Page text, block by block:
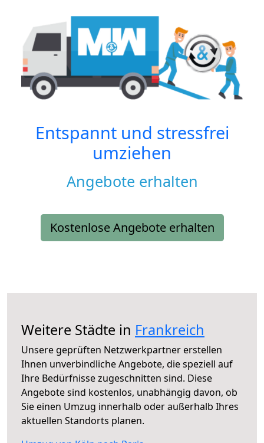
Entspannt und stressfrei
umziehen
Angebote erhalten
Kostenlose Angebote erhalten
Weitere Städte in Frankreich
Unsere geprüften Netzwerkpartner erstellen
Ihnen unverbindliche Angebote, die speziell auf
Ihre Bedürfnisse zugeschnitten sind. Diese
Angebote sind kostenlos, unabhängig davon, ob
Sie einen Umzug innerhalb oder außerhalb Ihres
aktuellen Standorts planen.